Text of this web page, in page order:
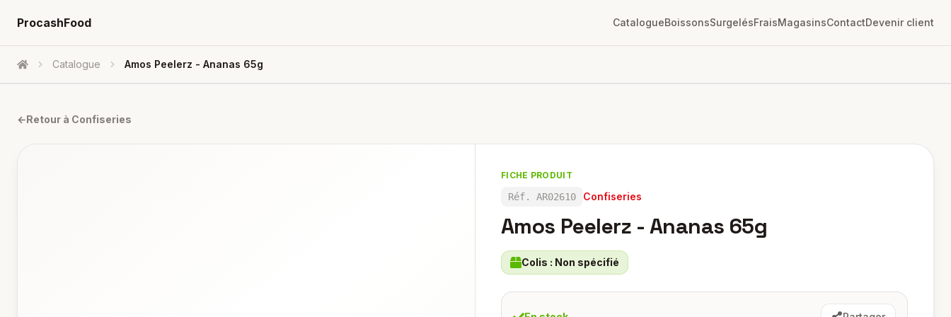
ProcashFood CatalogueBoissonsSurgelésFraisMagasinsContactDevenir client
Accueil Catalogue Amos Peelerz - Ananas 65g
←Retour à Confiseries
FICHE PRODUIT
Réf. AR02610 Confiseries
Amos Peelerz - Ananas 65g
Colis : Non spécifié